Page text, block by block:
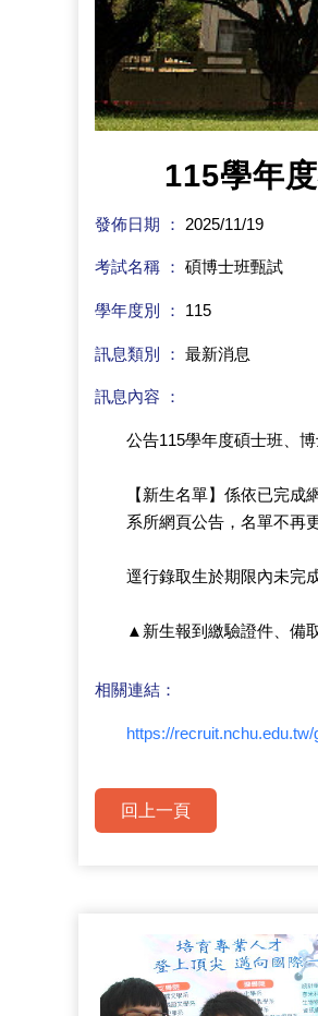
115學年
發佈日期 ： 2025/11/19
考試名稱 ： 碩博士班甄試
學年度別 ： 115
訊息類別 ： 最新消息
訊息內容 ：
公告115學年度碩士班、
【新生名單】係依已完
系所網頁公告，名單不再
逕行錄取生於期限內未完
▲新生報到繳驗證件、備
相關連結：
https://
回上一頁